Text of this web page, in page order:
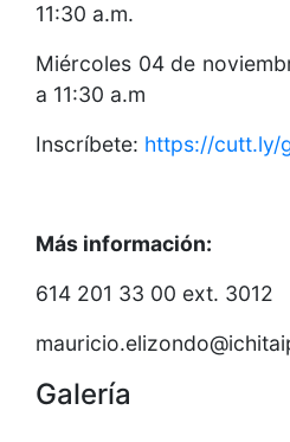
11:30 a.m.
Miércoles 04 de
a 11:30 a.m
Inscríbete: https://cutt.ly/
Más información:
614 201 33 00 ext. 3012
Galería